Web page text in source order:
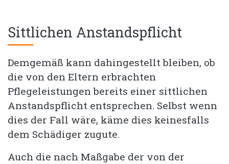
Sittlichen Anstandspflicht
Demgemäß kann dahingestellt bleiben, ob
die von den Eltern erbrachten
Pflegeleistungen bereits einer sittlichen
Anstandspflicht entsprechen. Selbst wenn
dies der Fall wäre, käme dies keinesfalls
dem Schädiger zugute.
Auch die nach Maßgabe der von der